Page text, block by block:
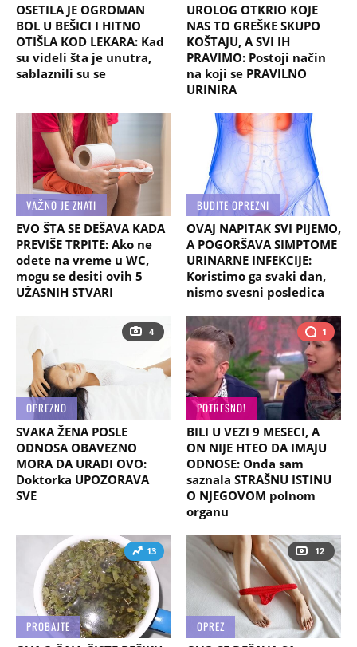
OSETILA JE OGROMAN
BOL U BEŠICI I HITNO
OTIŠLA KOD LEKARA: Kad
su videli šta je unutra,
sablaznili su se
UROLOG OTKRIO KOJE
NAS TO GREŠKE SKUPO
KOŠTAJU, A SVI IH
PRAVIMO: Postoji način
na koji se PRAVILNO
URINIRA
VAŽNO JE ZNATI
EVO ŠTA SE DEŠAVA KADA
PREVIŠE TRPITE: Ako ne
odete na vreme u WC,
mogu se desiti ovih 5
UŽASNIH STVARI
BUDITE OPREZNI
OVAJ NAPITAK SVI PIJEMO,
A POGORŠAVA SIMPTOME
URINARNE INFEKCIJE:
Koristimo ga svaki dan,
nismo svesni posledica
4
OPREZNO
SVAKA ŽENA POSLE
ODNOSA OBAVEZNO
MORA DA URADI OVO:
Doktorka UPOZORAVA
SVE
1
POTRESNO!
BILI U VEZI 9 MESECI, A
ON NIJE HTEO DA IMAJU
ODNOSE: Onda sam
saznala STRAŠNU ISTINU
O NJEGOVOM polnom
organu
13
PROBAJTE
12
OPREZ